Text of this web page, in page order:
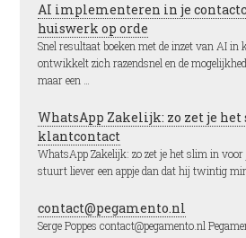
AI implementeren in je
huiswerk op orde
Snel resultaat boeken met de inzet van AI in
ontwikkelt zich razendsnel en de
maar een …
WhatsApp Zakelijk: zo zet je
klantcontact
WhatsApp Zakelijk: zo zet je het slim in
stuurt liever een appje dan dat hij twintig
contact@pegamento.nl
Serge Poppes contact@pegamento.nl